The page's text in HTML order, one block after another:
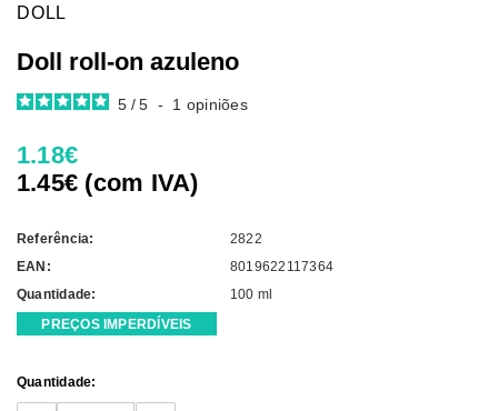
DOLL
Doll roll-on azuleno
5 / 5 - 1 opiniões
1.18€
1.45€ (com IVA)
Referência:
2822
EAN:
8019622117364
Quantidade:
100 ml
PREÇOS IMPERDÍVEIS
Current
Stock:
Quantidade: